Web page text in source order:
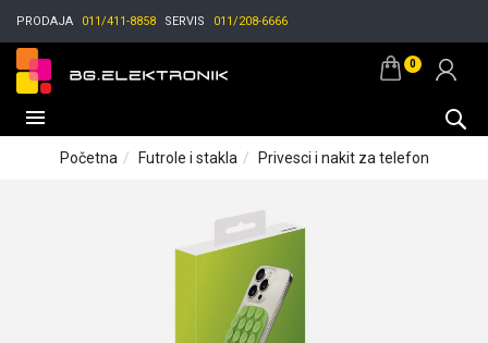
PRODAJA 011/411-8858 SERVIS 011/208-6666
0
Početna Futrole i stakla Privesci i nakit za telefon